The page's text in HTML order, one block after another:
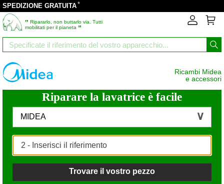
SPEDIZIONE GRATUITA*
‟ Ripararlo, non buttarlo via. Tutti
mobilitati per il pianeta ”
Ricambi Midea
e accessori
Riparare la lavatrice è facile
MIDEA
Trovare il vostro pezzo